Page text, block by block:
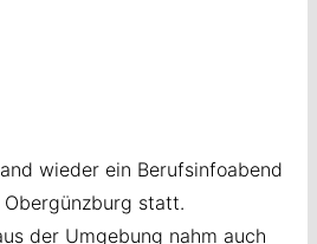
wieder ein Berufsinfoabend
statt.
der Umgebung nahm auch